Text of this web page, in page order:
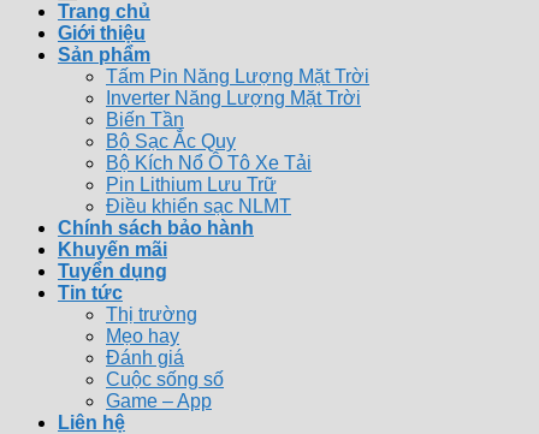
Trang chủ
Giới thiệu
Sản phẩm
Tấm Pin Năng Lượng Mặt Trời
Inverter Năng Lượng Mặt Trời
Biến Tần
Bộ Sạc Ắc Quy
Bộ Kích Nổ Ô Tô Xe Tải
Pin Lithium Lưu Trữ
Điều khiển sạc NLMT
Chính sách bảo hành
Khuyến mãi
Tuyển dụng
Tin tức
Thị trường
Mẹo hay
Đánh giá
Cuộc sống số
Game – App
Liên hệ